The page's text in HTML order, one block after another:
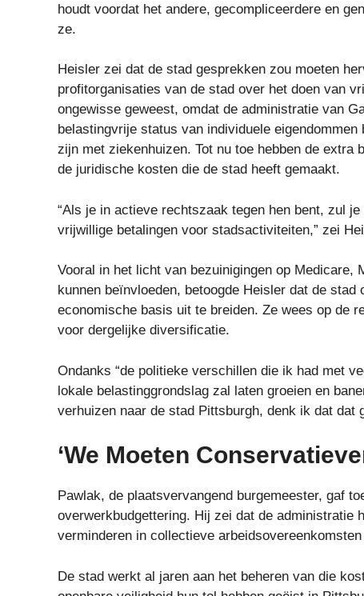
houdt voordat het andere, gecompliceerdere en
ze.
Heisler zei dat de stad gesprekken zou moeten
profitorganisaties van de stad over het doen van
ongewisse geweest, omdat de administratie van
belastingvrije status van individuele
zijn met ziekenhuizen. Tot nu toe hebben de
de juridische kosten die de stad heeft gemaakt.
“Als je in actieve rechtszaak tegen hen bent, zul
vrijwillige betalingen voor stadsactiviteiten,” zei
Vooral in het licht van bezuinigingen op Medicare,
kunnen beïnvloeden, betoogde Heisler dat de
economische basis uit te breiden. Ze wees op de
voor dergelijke diversificatie.
Ondanks “de politieke verschillen die ik had met
lokale belastinggrondslag zal laten groeien en
verhuizen naar de stad Pittsburgh, denk ik dat dat
‘We Moeten
Pawlak, de plaatsvervangend burgemeester, gaf
overwerkbudgettering. Hij zei dat de administratie
verminderen in collectieve
De stad werkt al jaren aan het beheren van die